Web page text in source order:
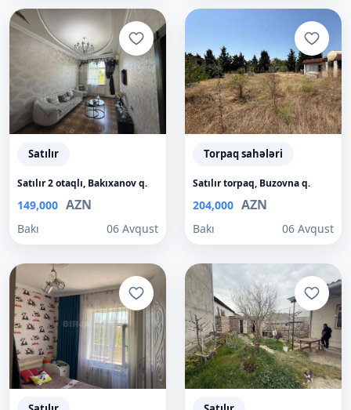
Satılır
Satılır 2 otaqlı, Bakıxanov q.
149,000 AZN
Bakı 06 Avqust
Torpaq sahələri
Satılır torpaq, Buzovna q.
204,000 AZN
Bakı 06 Avqust